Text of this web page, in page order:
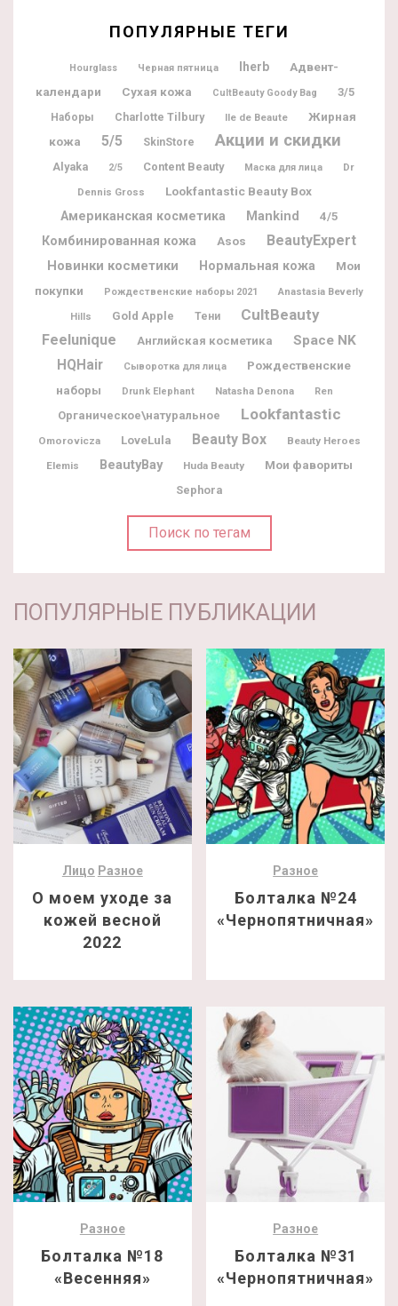
ПОПУЛЯРНЫЕ ТЕГИ
Hourglass Черная пятница Iherb
Адвент-
календари
Сухая кожа CultBeauty Goody Bag 3/5
Наборы Charlotte Tilbury Ile de Beaute
Жирная
кожа
5/5 SkinStore Акции и скидки
Alyaka 2/5 Content Beauty Маска для лица
Dr
Dennis Gross
Lookfantastic Beauty Box
Американская косметика
Mankind 4/5
Комбинированная кожа Asos BeautyExpert
Новинки косметики Нормальная кожа
Мои
покупки
Рождественские наборы 2021 Anastasia Beverly
Hills Gold Apple Тени CultBeauty
Feelunique Английская косметика
Space NK
HQHair
Сыворотка для лица
Рождественские
наборы
Drunk Elephant Natasha Denona Ren
Органическое\натуральное Lookfantastic
Omorovicza LoveLula Beauty Box
Beauty Heroes
Elemis
BeautyBay Huda Beauty Мои фавориты
Sephora
Поиск по тегам
ПОПУЛЯРНЫЕ ПУБЛИКАЦИИ
Лицо Разное
О моем уходе за
кожей весной
2022
Разное
Болталка №24
«Чернопятничная»
Разное
Болталка №18
«Весенняя»
Разное
Болталка №31
«Чернопятничная»